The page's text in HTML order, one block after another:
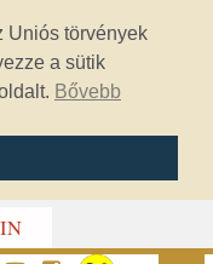
Uniós törvények
a sütik
Bővebb